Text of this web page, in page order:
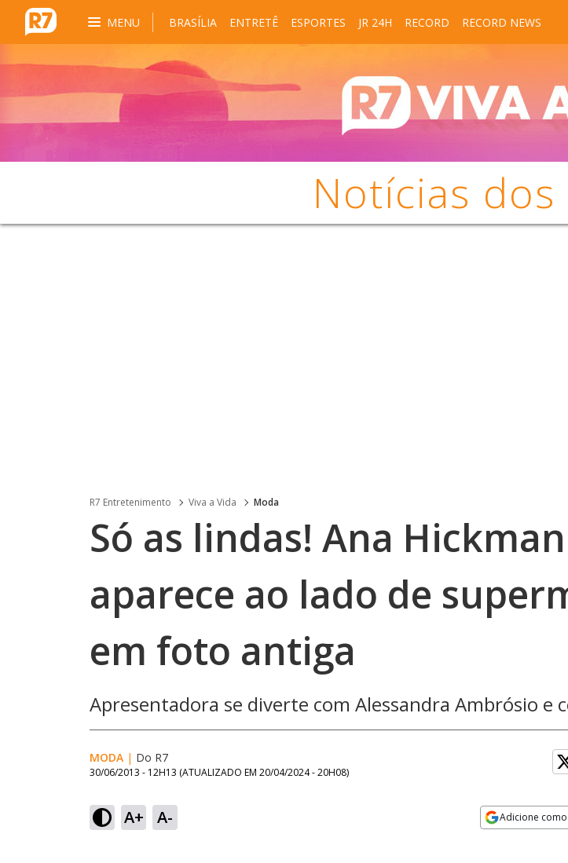
MENU BRASÍLIA ENTRETÊ ESPORTES JR 24H RECORD RECORD NEWS
Notícias dos
R7 Entretenimento Viva a Vida Moda
Só as lindas! Ana
aparece ao lado de
em foto antiga
Apresentadora se diverte com Alessandra Ambrósio e
MODA | Do R7
30/06/2013 - 12H13 (ATUALIZADO EM 20/04/2024 - 20H08)
A+ A- Adicione